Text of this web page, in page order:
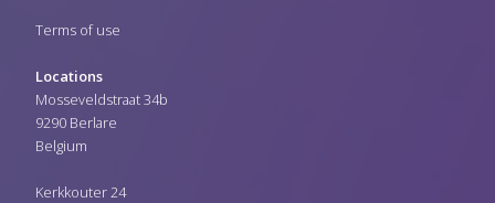
Terms of use
Locations
Mosseveldstraat 34b
9290 Berlare
Belgium
Kerkkouter 24